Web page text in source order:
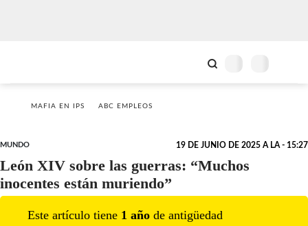
MAFIA EN IPS ABC EMPLEOS
MUNDO 19 DE JUNIO DE 2025 A LA - 15:27
León XIV sobre las guerras: “Muchos
inocentes están muriendo”
Este artículo tiene 1 año de antigüedad